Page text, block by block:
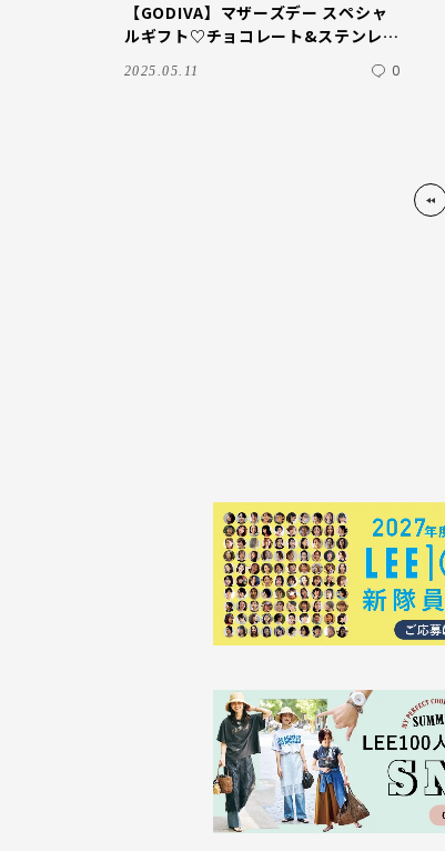
【GODIVA】マザーズデー スペシャ
ルギフト♡チョコレート&ステンレス
2025.05.11 0